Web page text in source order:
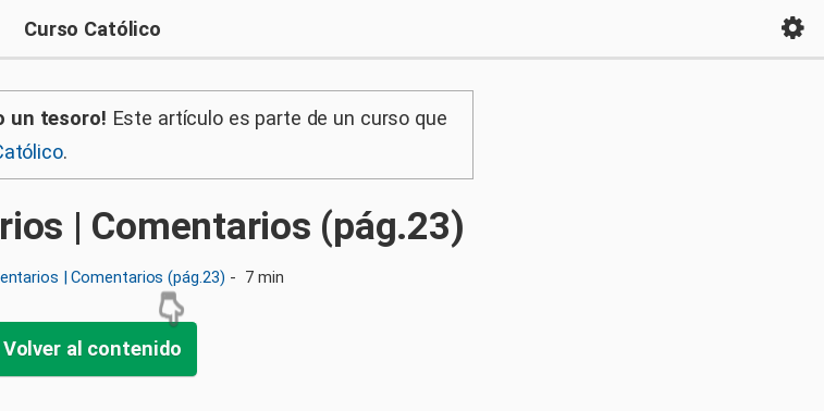
Curso Católico
un tesoro! Este artículo es parte de un curso que
.
| Comentarios (pág.23)
| Comentarios (pág.23) - 7 min
Volver al contenido